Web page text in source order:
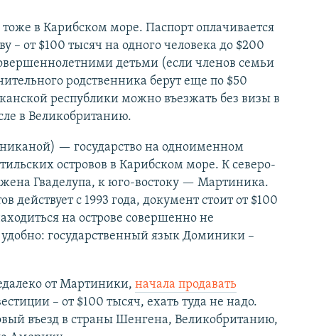
тоже в Карибском море. Паспорт оплачивается
– от $100 тысяч на одного человека до $200
детьми (если членов семьи
родственника берут еще по $50
республики можно въезжать без визы в
в Великобританию.
— государство на одноименном
островов в Карибском море. К северо-
Гваделупа, к юго-востоку — Мартиника.
действует с 1993 года, документ стоит от $100
на острове совершенно не
удобно: государственный язык Доминики –
от Мартиники, начала продавать
– от $100 тысяч, ехать туда не надо.
въезд в страны Шенгена, Великобританию,